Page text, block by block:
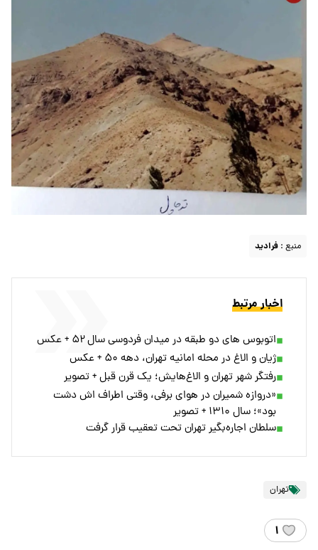
منبع : فرادید
اخبار مرتبط
اتوبوس های دو طبقه در میدان فردوسی سال ۵۲ + عکس
ژیان و الاغ در محله امانیه تهران، دهه ۵۰ + عکس
رفتگر شهر تهران و الاغ‌هایش؛ یک قرن قبل + تصویر
«دروازه شمیران در هوای برفی، وقتی اطراف اش دشت
بود»؛ سال ۱۳۱۰ + تصویر
سلطان اجاره‌بگیر تهران تحت تعقیب قرار گرفت
تهران
۱